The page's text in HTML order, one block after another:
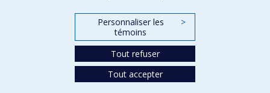
Personnaliser les
témoins
>
Tout refuser
Tout accepter